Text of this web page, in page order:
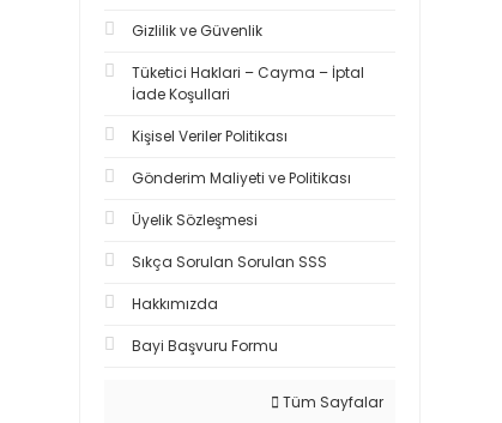
Gizlilik ve Güvenlik
Tüketici Haklari – Cayma – İptal
İade Koşullari
Kişisel Veriler Politikası
Gönderim Maliyeti ve Politikası
Üyelik Sözleşmesi
Sıkça Sorulan Sorulan SSS
Hakkımızda
Bayi Başvuru Formu
Tüm Sayfalar